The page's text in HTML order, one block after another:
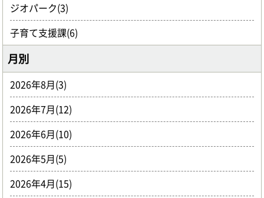
ジオパーク(3)
子育て支援課(6)
月別
2026年8月(3)
2026年7月(12)
2026年6月(10)
2026年5月(5)
2026年4月(15)